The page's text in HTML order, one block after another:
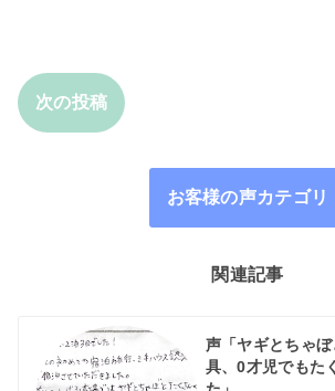
次の投稿
お客様の声カテゴリ
関連記事
声「ヤギとちゃ
具、0才児でもた